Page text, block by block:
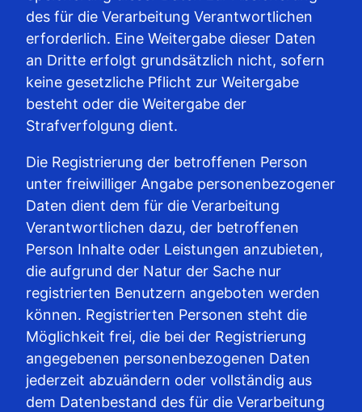
des für die Verarbeitung Verantwortlichen
erforderlich. Eine Weitergabe dieser Daten
an Dritte erfolgt grundsätzlich nicht, sofern
keine gesetzliche Pflicht zur Weitergabe
besteht oder die Weitergabe der
Strafverfolgung dient.
Die Registrierung der betroffenen Person
unter freiwilliger Angabe personenbezogener
Daten dient dem für die Verarbeitung
Verantwortlichen dazu, der betroffenen
Person Inhalte oder Leistungen anzubieten,
die aufgrund der Natur der Sache nur
registrierten Benutzern angeboten werden
können. Registrierten Personen steht die
Möglichkeit frei, die bei der Registrierung
angegebenen personenbezogenen Daten
jederzeit abzuändern oder vollständig aus
dem Datenbestand des für die Verarbeitung